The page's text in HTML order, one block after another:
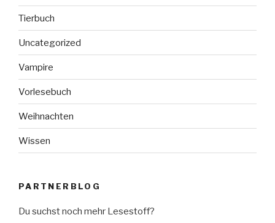
Tierbuch
Uncategorized
Vampire
Vorlesebuch
Weihnachten
Wissen
PARTNERBLOG
Du suchst noch mehr Lesestoff?